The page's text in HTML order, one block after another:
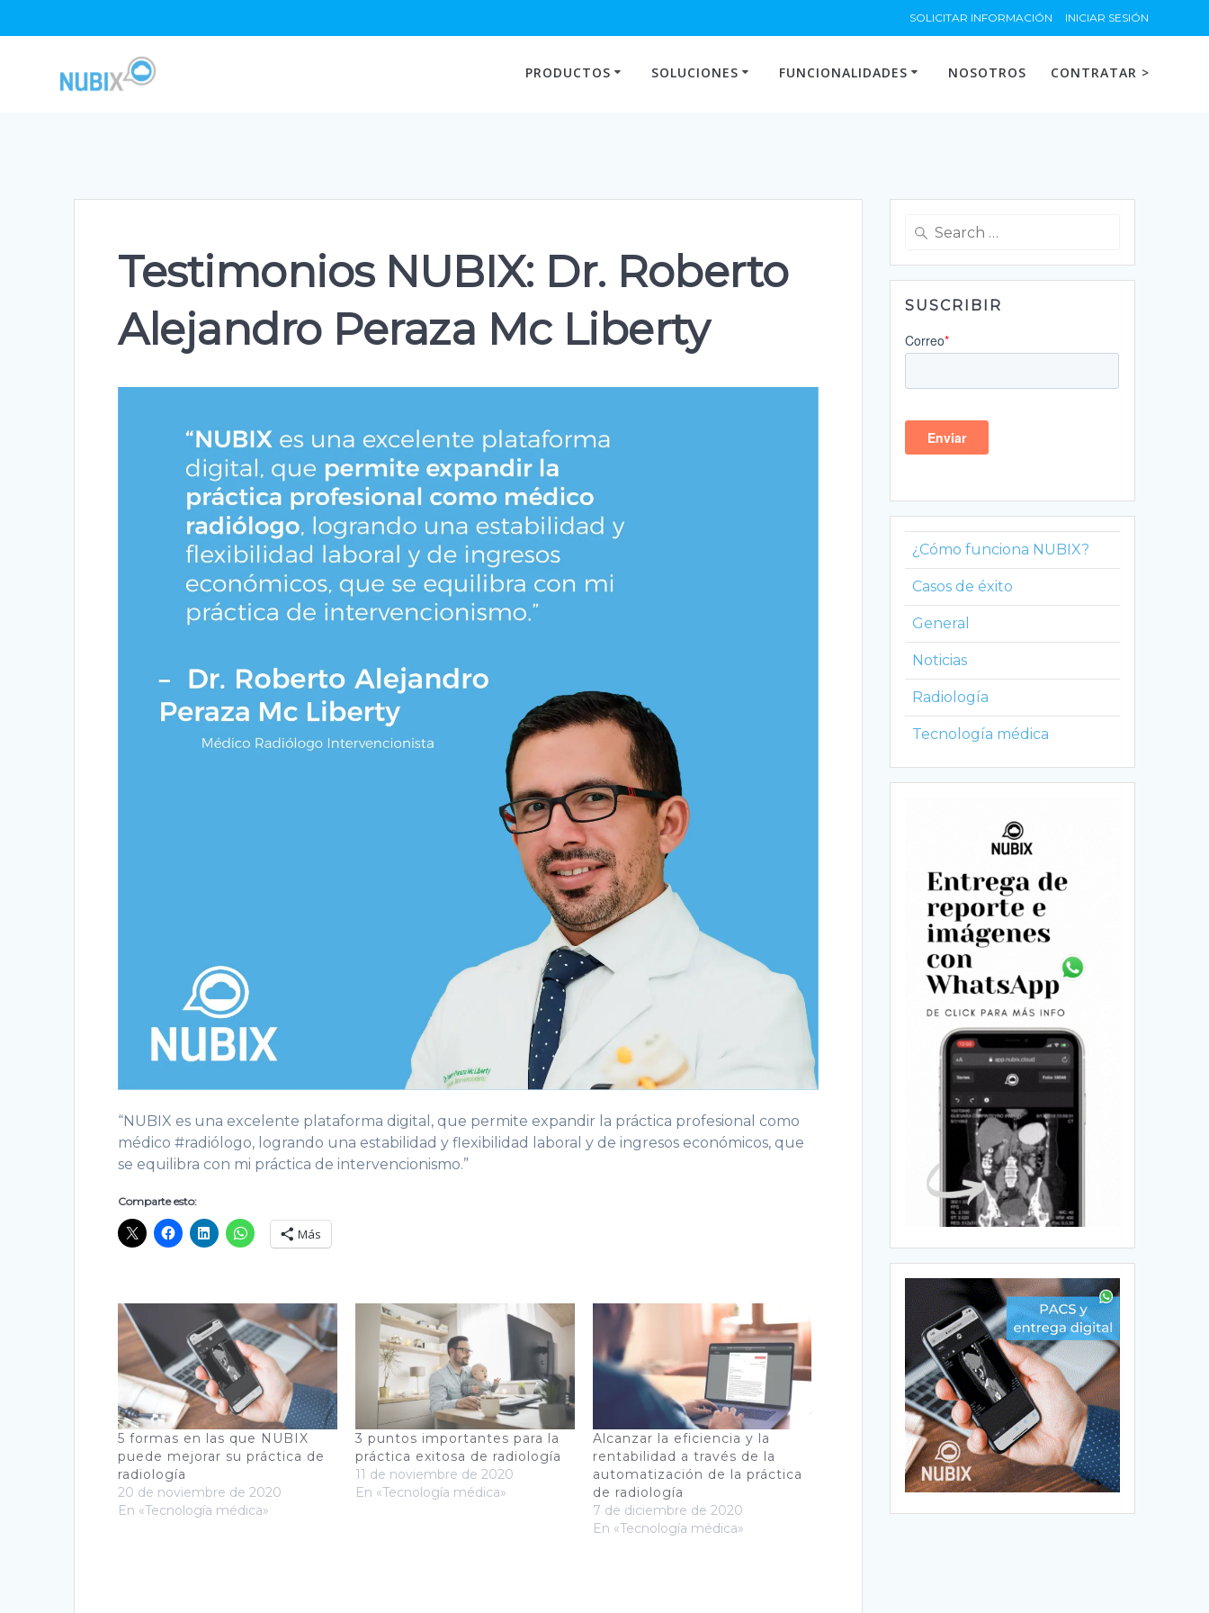
SOLICITAR INFORMACIÓN INICIAR SESIÓN
PRODUCTOS SOLUCIONES FUNCIONALIDADES NOSOTROS CONTRATAR >
Testimonios NUBIX: Dr. Roberto
Alejandro Peraza Mc Liberty
“NUBIX es una excelente plataforma digital, que permite expandir la práctica profesional como
médico #radiólogo, logrando una estabilidad y flexibilidad laboral y de ingresos económicos, que
se equilibra con mi práctica de intervencionismo.”
Comparte esto:
Más
5 formas en las que NUBIX
puede mejorar su práctica de
radiología
20 de noviembre de 2020
En «Tecnología médica»
3 puntos importantes para la
práctica exitosa de radiología
11 de noviembre de 2020
En «Tecnología médica»
Alcanzar la eficiencia y la
rentabilidad a través de la
automatización de la práctica
de radiología
7 de diciembre de 2020
En «Tecnología médica»
Search
SUSCRIBIR
¿Cómo funciona NUBIX?
Casos de éxito
General
Noticias
Radiología
Tecnología médica